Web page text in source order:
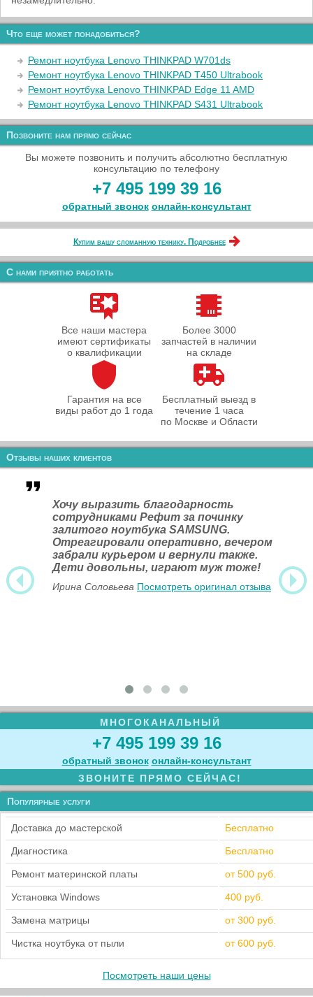
Что еще может понадобиться?
Ремонт ноутбука Lenovo THINKPAD W701ds
Ремонт ноутбука Lenovo THINKPAD T450 Ultrabook
Ремонт ноутбука Lenovo THINKPAD Edge 11 AMD
Ремонт ноутбука Lenovo THINKPAD S431 Ultrabook
Позвоните нам прямо сейчас
Вы можете позвонить и получить абсолютно бесплатную
консультацию по телефону
+7 495 199 39 16
обратный звонок онлайн‑консультант
Купим вашу сломанную технику. Подробнее
С нами приятно работать
Все наши мастера
имеют сертификаты
о квалификации
Более 3000
запчастей в наличии
на складе
Гарантия на все
виды работ до 1 года
Бесплатный выезд в
течение 1 часа
по Москве и Области
Отзывы наших клиентов
Хочу выразить благодарность
сотрудниками Рефит за починку
залитого ноутбука SAMSUNG.
Отреагировали оперативно, вечером
забрали курьером и вернули также.
Дети довольны, играют муж тоже!
Ирина Соловьева Посмотреть оригинал отзыва
МНОГОКАНАЛЬНЫЙ
+7 495 199 39 16
обратный звонок онлайн‑консультант
ЗВОНИТЕ ПРЯМО СЕЙЧАС!
Популярные услуги
Доставка до мастерской Бесплатно
Диагностика Бесплатно
Ремонт материнской платы от 500 руб.
Установка Windows 400 руб.
Замена матрицы от 300 руб.
Чистка ноутбука от пыли от 600 руб.
Посмотреть наши цены